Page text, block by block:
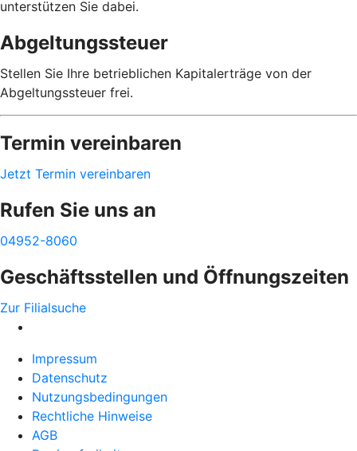
unterstützen Sie dabei.
Abgeltungssteuer
Stellen Sie Ihre betrieblichen Kapitalerträge von der
Abgeltungssteuer frei.
Termin vereinbaren
Jetzt Termin vereinbaren
Rufen Sie uns an
04952-8060
Geschäftsstellen und Öffnungszeiten
Zur Filialsuche
Impressum
Datenschutz
Nutzungsbedingungen
Rechtliche Hinweise
AGB